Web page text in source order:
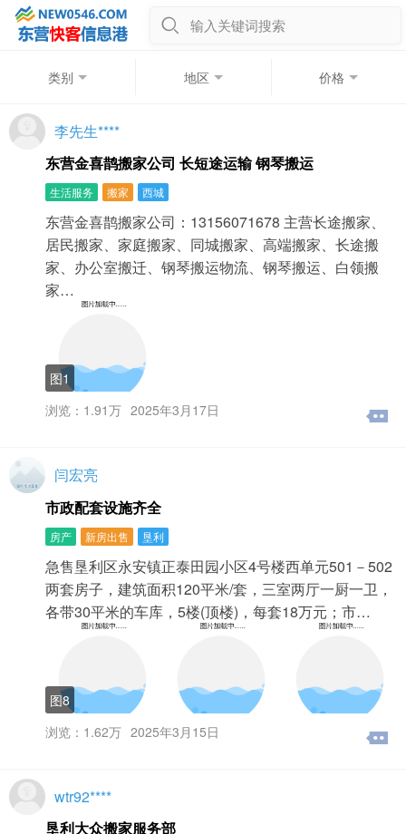
输入关键词搜索
类别 地区 价格
李先生****
东营金喜鹊搬家公司 长短途运输 钢琴搬运
生活服务 搬家 西城
东营金喜鹊搬家公司：13156071678 主营长途搬家、
居民搬家、家庭搬家、同城搬家、高端搬家、长途搬
家、办公室搬迁、钢琴搬运物流、钢琴搬运、白领搬
家…
图1
浏览：1.91万 2025年3月17日
闫宏亮
市政配套设施齐全
房产 新房出售 垦利
急售垦利区永安镇正泰田园小区4号楼西单元501－502
两套房子，建筑面积120平米/套，三室两厅一厨一卫，
各带30平米的车库，5楼(顶楼)，每套18万元；市…
图8
浏览：1.62万 2025年3月15日
wtr92****
垦利大众搬家服务部